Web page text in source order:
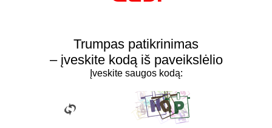
Trumpas patikrinimas
– įveskite kodą iš paveikslėlio
Įveskite saugos kodą: